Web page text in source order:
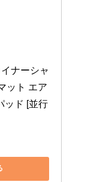
ナーシャ
ット エア
ッド [並行